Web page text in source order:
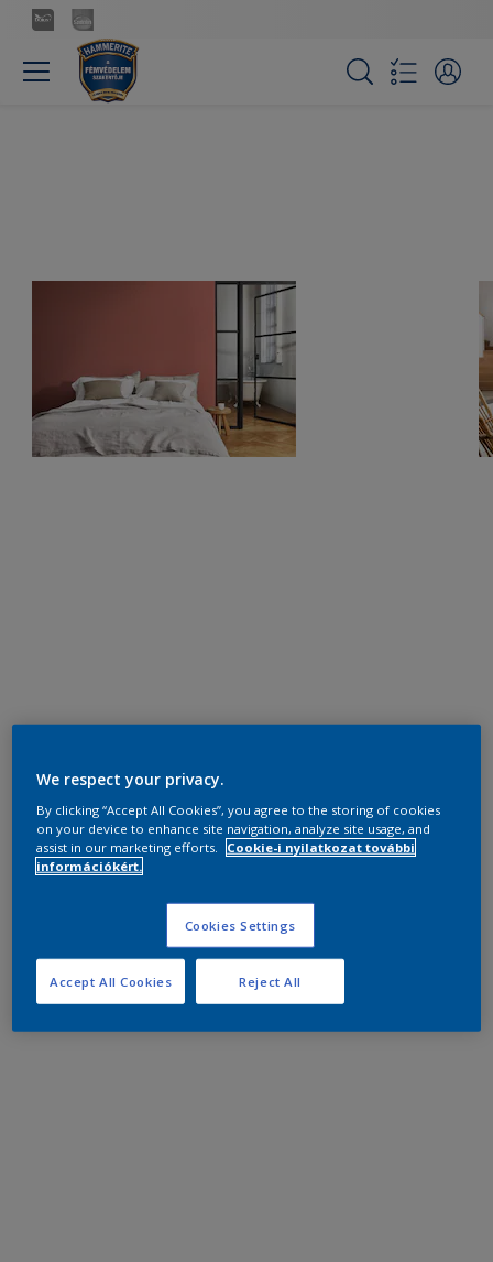
We respect your privacy.
By clicking “Accept All Cookies”, you agree to the storing of cookies
on your device to enhance site navigation, analyze site usage, and
assist in our marketing efforts.
Cookie-i nyilatkozat további
információkért.
Cookies Settings
Reject All
Accept All Cookies